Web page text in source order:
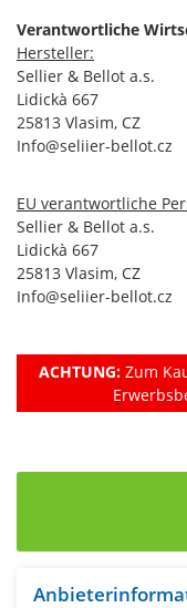
Verantwortliche
Hersteller:
Sellier & Bellot a.s.
Lidickà 667
25813 Vlasim, CZ
Info@seliier-bellot.cz
EU verantwortliche
Sellier & Bellot a.s.
Lidickà 667
25813 Vlasim, CZ
Info@seliier-bellot.cz
ACHTUNG:Zum